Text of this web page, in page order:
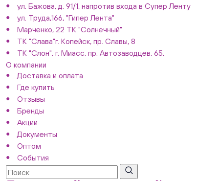
ул. Бажова, д. 91/1, напротив входа в Супер Ленту
ул. Труда,166, "Гипер Лента"
Марченко, 22 ТК "Солнечный"
ТК "Слава"г. Копейск, пр. Славы, 8
ТК "Слон", г. Миасс, пр. Автозаводцев, 65,
О компании
Доставка и оплата
Где купить
Отзывы
Бренды
Акции
Документы
Оптом
События